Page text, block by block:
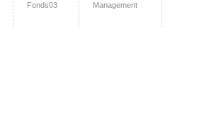
Fonds03
Management